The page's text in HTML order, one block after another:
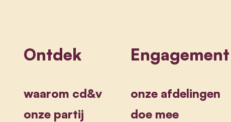
Ontdek
waarom cd&v
onze partij
Engagement
onze afdelingen
doe mee